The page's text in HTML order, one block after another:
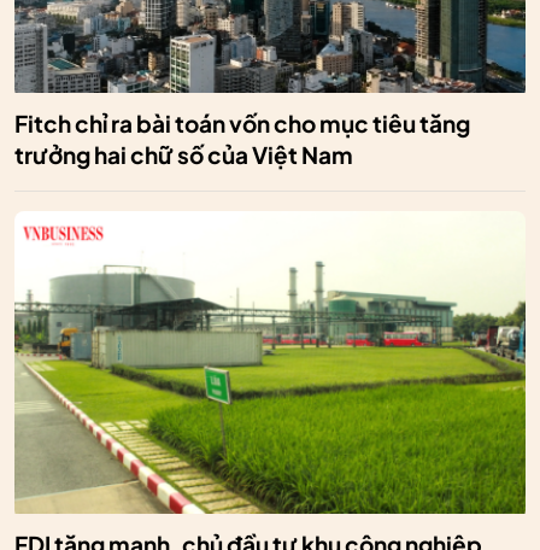
Fitch chỉ ra bài toán vốn cho mục tiêu tăng
trưởng hai chữ số của Việt Nam